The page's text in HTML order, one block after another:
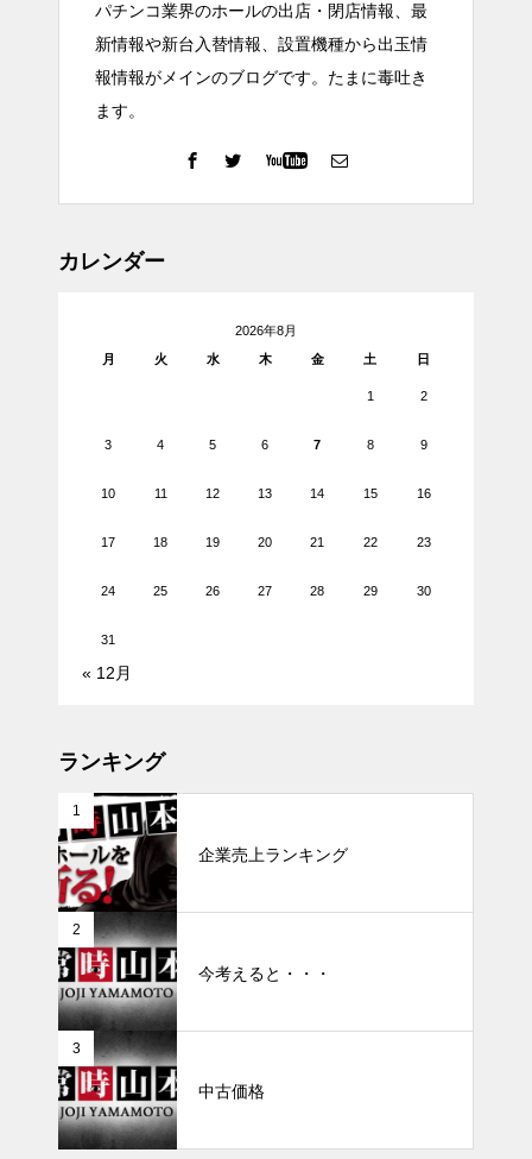
パチンコ業界のホールの出店・閉店情報、最
新情報や新台入替情報、設置機種から出玉情
報情報がメインのブログです。たまに毒吐き
ます。
カレンダー
2026年8月
月
火 水 木 金 土 日
1 2
3 4 5 6 7 8 9
10 11 12 13 14 15 16
17 18 19 20 21 22 23
24 25 26 27 28 29 30
31
« 12月
ランキング
1
企業売上ランキング
2
今考えると・・・
3
中古価格